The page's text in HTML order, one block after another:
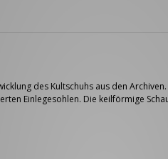
des Kultschuhs aus den
Einlegesohlen. Die keilförmige